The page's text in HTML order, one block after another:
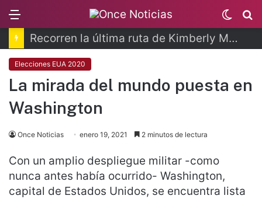
Recorren la última ruta de Kimberly Moya
Switch
skin
Elecciones EUA 2020
La mirada del mundo puesta en
Washington
Once Noticias enero 19, 2021 2 minutos de lectura
Con un amplio despliegue militar -como
nunca antes había ocurrido- Washington,
capital de Estados Unidos, se encuentra lista